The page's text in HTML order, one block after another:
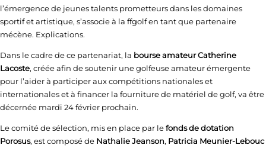
l’émergence de jeunes talents prometteurs dans les domaines
sportif et artistique, s’associe à la ffgolf en tant que partenaire
mécène. Explications.
Dans le cadre de ce partenariat, la bourse amateur Catherine
Lacoste, créée afin de soutenir une golfeuse amateur émergente
pour l’aider à participer aux compétitions nationales et
internationales et à financer la fourniture de matériel de golf, va être
décernée mardi 24 février prochain.
Le comité de sélection, mis en place par lefonds de dotation
Porosus, est composé de Nathalie Jeanson, Patricia Meunier-Lebouc